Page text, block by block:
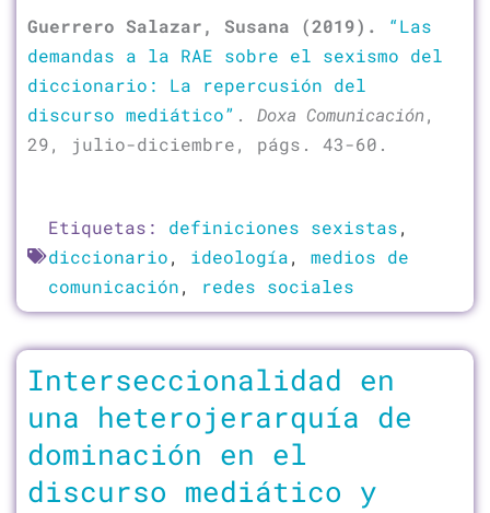
Guerrero Salazar, Susana (2019).
“Las
demandas a la RAE sobre el sexismo del
diccionario: La repercusión del
discurso mediático” . Doxa Comunicación,
29, julio-diciembre, págs. 43-60.
Etiquetas: definiciones sexistas,
diccionario, ideología, medios de
comunicación, redes sociales
Interseccionalidad en
una heterojerarquía de
dominación en el
discurso mediático y